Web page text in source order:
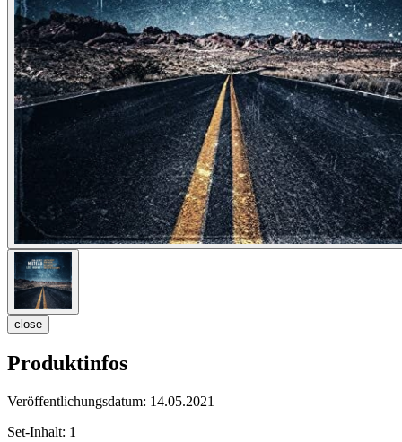
close
Produktinfos
Veröffentlichungsdatum: 14.05.2021
Set-Inhalt: 1